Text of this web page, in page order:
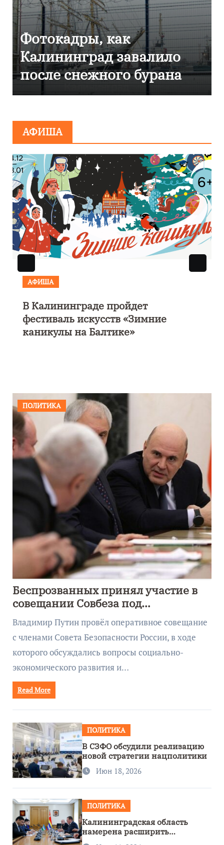
Фоторепортаж как в
Калининграде
эвакуировали ТЦ из-за
сообщения о
АФИША
АФИША
В Калининграде пройдет
фестиваль искусств «Зимние
каникулы на Балтике»
ПОЛИТИКА
Беспрозванных принял участие в
совещании Совбеза под
руководством Путина
Владимир Путин провёл оперативное совещание
с членами Совета Безопасности России, в ходе
которого обсуждались вопросы социально-
экономического развития и…
Read More
ПОЛИТИКА
В СЗФО обсудили реализацию
новой стратегии нацполитики
Июн 18, 2026
ПОЛИТИКА
Калининградская область
намерена расширить
сотрудничество с Узбекистаном